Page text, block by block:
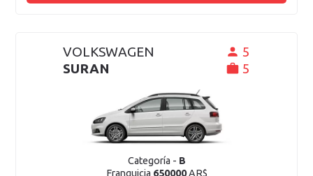
VOLKSWAGEN
SURAN
5
5
Categoría - B
Franquicia 650000AR$